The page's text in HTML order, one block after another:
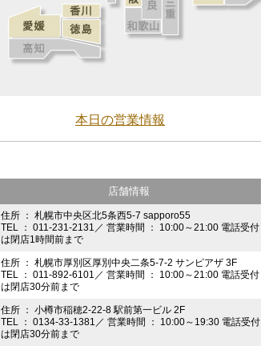
本日の営業情報
店舗情報
住所 ： 札幌市中央区北5条西5-7 sapporo55
TEL ： 011-231-2131／ 営業時間 ： 10:00～21:00 電話受付
は閉店1時間前まで
住所 ： 札幌市厚別区厚別中央二条5-7-2 サンピアザ 3F
TEL ： 011-892-6101／ 営業時間 ： 10:00～21:00 電話受付
は閉店30分前まで
住所 ： 小樽市稲穂2-22-8 駅前第一ビル 2F
TEL ： 0134-33-1381／ 営業時間 ： 10:00～19:30 電話受付
は閉店30分前まで